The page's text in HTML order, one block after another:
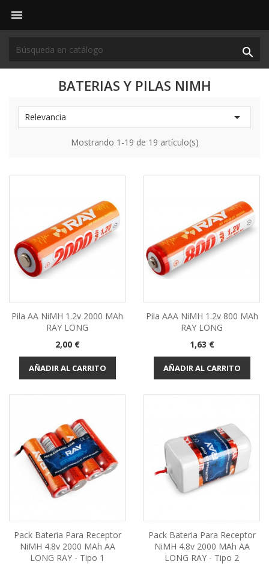


BATERIAS Y PILAS NIMH
Relevancia 
Mostrando 1-19 de 19 artículo(s)
Pila AA NiMH 1.2v 2000 MAh
RAY LONG
Precio
2,00 €
AÑADIR AL CARRITO
Pila AAA NiMH 1.2v 800 MAh
RAY LONG
Precio
1,63 €
AÑADIR AL CARRITO
Pack Bateria Para Receptor
NiMH 4.8v 2000 MAh AA
LONG RAY - Tipo 1
Pack Bateria Para Receptor
NiMH 4.8v 2000 MAh AA
LONG RAY - Tipo 2